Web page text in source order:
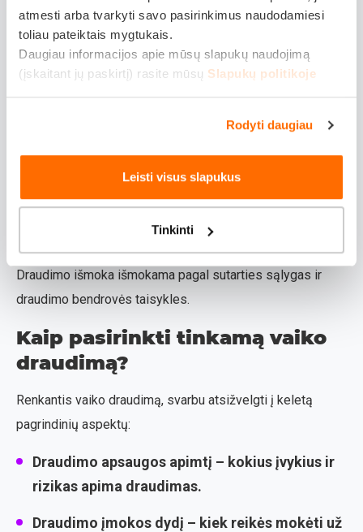
atmesti arba tvarkyti savo pasirinkimus naudodamiesi
toliau pateiktais mygtukais.
Daugiau informacijos apie mūsų slapukų naudojimą
(įskaitant jų paskirtį) rasite mūsų Slapukų politikoje
Rodyti daugiau
Leisti visus slapukus
Tinkinti
ilgalaikiam laikotarpiui. Draudimo įmokos dydis priklauso
nuo pasirinktos draudimo apsaugos ir sutarties sąlygų.
Kai įvyksta nelaimingas atsitikimas, reikia pateikti visus
reikiamus dokumentus draudimo bendrovei:
Draudimo sutartį ir kitus sutartyje nurodytus
dokumentus.
Užpildytą prašymą dėl išmokos gavimo.
Draudimo išmoka išmokama pagal sutarties sąlygas ir
draudimo bendrovės taisykles.
Kaip pasirinkti tinkamą vaiko
draudimą?
Renkantis vaiko draudimą, svarbu atsižvelgti į keletą
pagrindinių aspektų:
Draudimo apsaugos apimtį – kokius įvykius ir
rizikas apima draudimas.
Draudimo įmokos dydį – kiek reikės mokėti už